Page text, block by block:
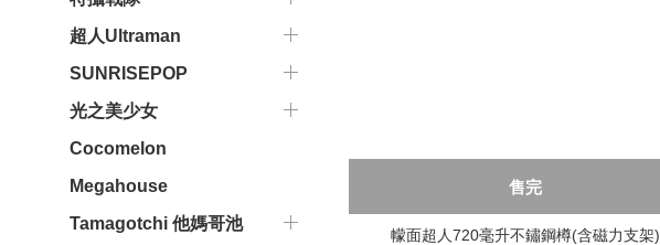
超人Ultraman
SUNRISEPOP
光之美少女
Cocomelon
Megahouse
Tamagotchi 他媽哥池
售完
幪面超人720毫升不鏽鋼樽(含磁力支架)